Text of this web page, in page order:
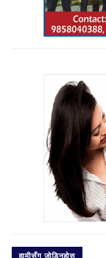
हामीसँग जोडिनुहोस्